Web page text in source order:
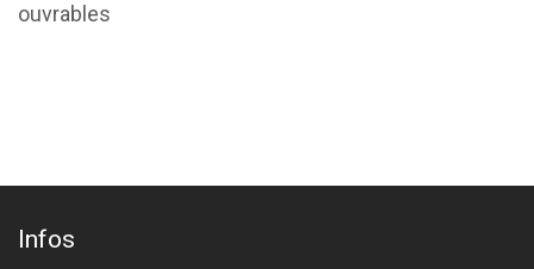
ouvrables
Infos